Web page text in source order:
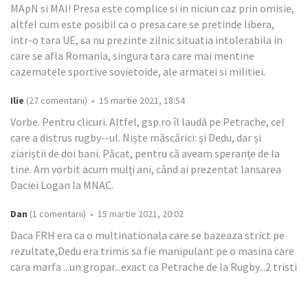
MApN si MAI! Presa este complice si in niciun caz prin omisie,
altfel cum este posibil ca o presa care se pretinde libera,
intr-o tara UE, sa nu prezinte zilnic situatia intolerabila in
care se afla Romania, singura tara care mai mentine
cazematele sportive sovietoide, ale armatei si militiei.
Ilie (27 comentarii) • 15 martie 2021, 18:54
Vorbe. Pentru clicuri. Altfel, gsp.ro îl laudă pe Petrache, cel
care a distrus rugby--ul. Niște măscărici: și Dedu, dar și
ziariștii de doi bani. Păcat, pentru că aveam speranțe de la
tine. Am vorbit acum mulți ani, când ai prezentat lansarea
Daciei Logan la MNAC.
Dan (1 comentarii) • 15 martie 2021, 20:02
Daca FRH era ca o multinationala care se bazeaza strict pe
rezultate,Dedu era trimis sa fie manipulant pe o masina care
cara marfa ...un gropar...exact ca Petrache de la Rugby...2 tristi